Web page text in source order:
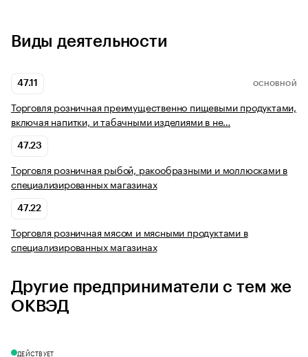
Виды деятельности
47.11 ОСНОВНОЙ
Торговля розничная преимущественно пищевыми продуктами,
включая напитки, и табачными изделиями в не…
47.23
Торговля розничная рыбой, ракообразными и моллюсками в
специализированных магазинах
47.22
Торговля розничная мясом и мясными продуктами в
специализированных магазинах
Другие предприниматели с тем же
ОКВЭД
ДЕЙСТВУЕТ